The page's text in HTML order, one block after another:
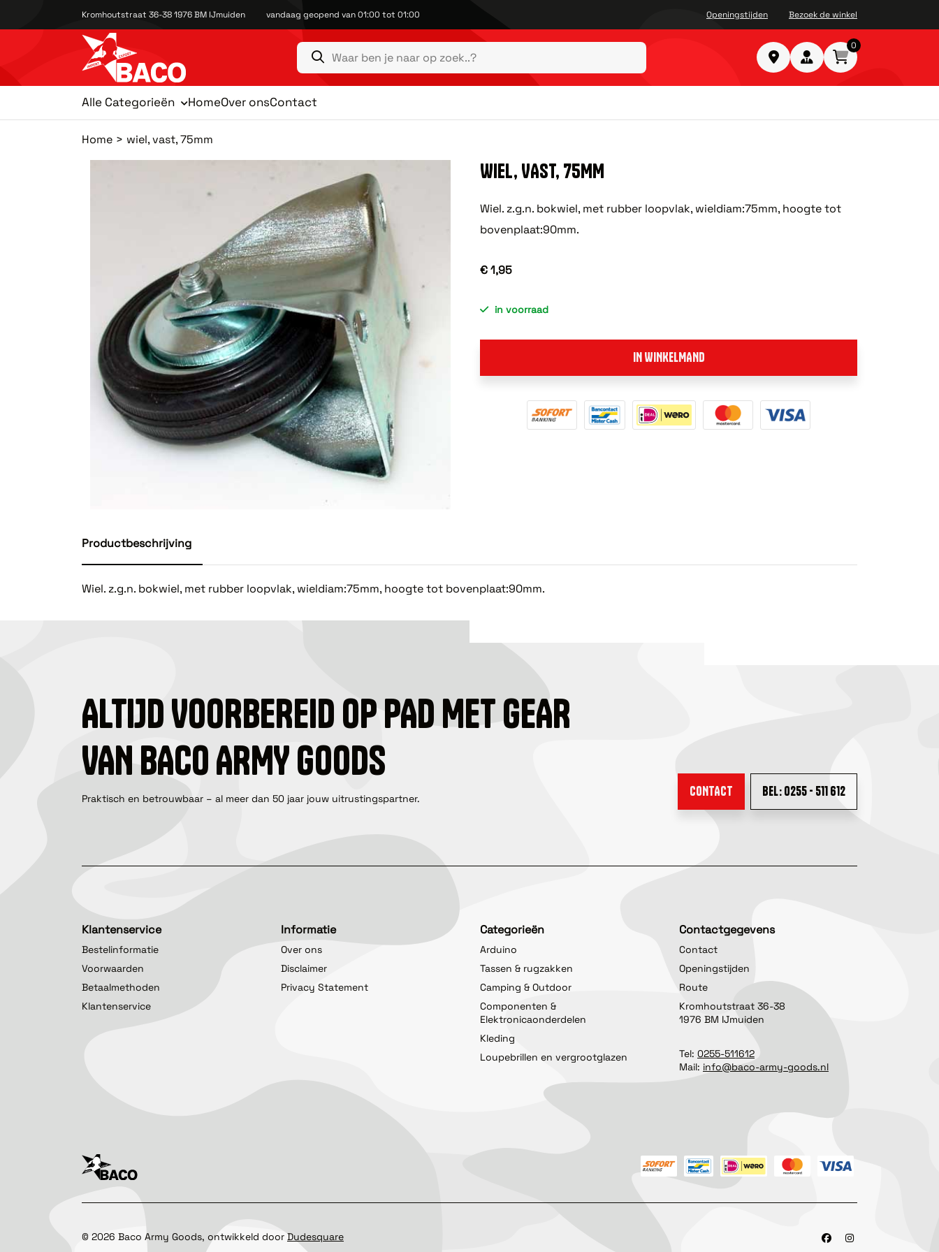
Kromhoutstraat 36-38 1976 BM IJmuiden vandaag geopend van 01:00 tot 01:00 Openingstijden Bezoek de winkel
0
Alle Categorieën HomeOver onsContact
Home wiel, vast, 75mm
WIEL, VAST, 75MM
Wiel. z.g.n. bokwiel, met rubber loopvlak, wieldiam:75mm, hoogte tot
bovenplaat:90mm.
€ 1,95
in voorraad
IN WINKELMAND
Productbeschrijving
Wiel. z.g.n. bokwiel, met rubber loopvlak, wieldiam:75mm, hoogte tot bovenplaat:90mm.
ALTIJD VOORBEREID OP PAD MET GEAR
VAN BACO ARMY GOODS
Praktisch en betrouwbaar – al meer dan 50 jaar jouw uitrustingspartner. CONTACT BEL: 0255 - 511 612
Klantenservice
Bestelinformatie
Voorwaarden
Betaalmethoden
Klantenservice
Informatie
Over ons
Disclaimer
Privacy Statement
Categorieën
Arduino
Tassen & rugzakken
Camping & Outdoor
Componenten &
Elektronicaonderdelen
Kleding
Loupebrillen en vergrootglazen
Contactgegevens
Contact
Openingstijden
Route
Kromhoutstraat 36-38
1976 BM IJmuiden
Tel: 0255-511612
Mail: info@baco-army-goods.nl
© 2026 Baco Army Goods, ontwikkeld doorDudesquare